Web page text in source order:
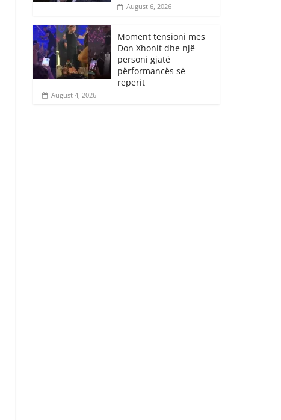
August 6, 2026
Moment tensioni mes
Don Xhonit dhe një
personi gjatë
përformancës së
reperit
August 4, 2026